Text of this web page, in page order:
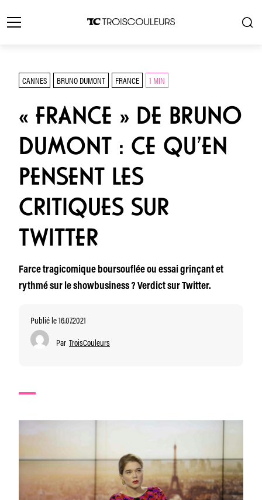
CANNES BRUNO DUMONT FRANCE 1 MIN
« FRANCE » DE BRUNO
DUMONT : CE QU’EN
PENSENT LES
CRITIQUES SUR
TWITTER
Farce tragicomique boursouflée ou essai grinçant et
rythmé sur le showbusiness ? Verdict sur Twitter.
Publié le 16.07.2021
Par TroisCouleurs